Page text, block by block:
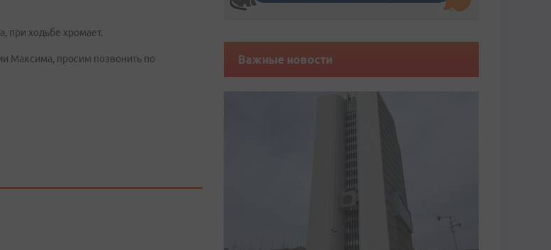
при ходьбе хромает.
Максима, просим позвонить по
Важные новости